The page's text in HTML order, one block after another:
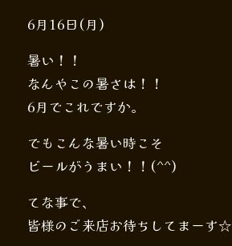
6月16日(月)
暑い！！
なんやこの暑さは！！
6月でこれですか。
でもこんな暑い時こそ
ビールがうまい！！(^^)
てな事で、
皆様のご来店お待ちしてまーす☆